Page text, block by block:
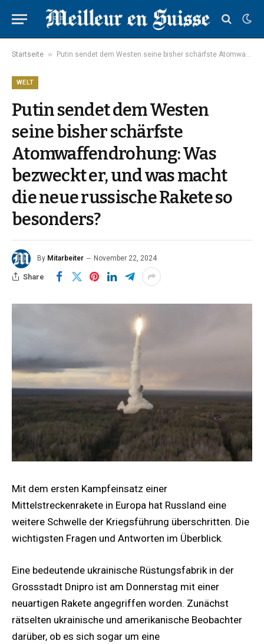
Startseite » Putin sendet dem Westen seine bisher schärfste Atomwaffendrohung: Was bezweckt er, und was macht die neue russische Rakete so besonders?
WELT
Putin sendet dem Westen
seine bisher schärfste
Atomwaffendrohung: Was
bezweckt er, und was macht
die neue russische Rakete so
besonders?
By Mitarbeiter November 22, 2024
Share
Mit dem ersten Kampfeinsatz einer
Mittelstreckenrakete in Europa hat Russland eine
weitere Schwelle der Kriegsführung überschritten. Die
wichtigsten Fragen und Antworten im Überblick.
Eine bedeutende ukrainische Rüstungsfabrik in der
Grossstadt Dnipro ist am Donnerstag mit einer
neuartigen Rakete angegriffen worden. Zunächst
rätselten ukrainische und amerikanische Beobachter
darüber, ob es sich sogar um eine